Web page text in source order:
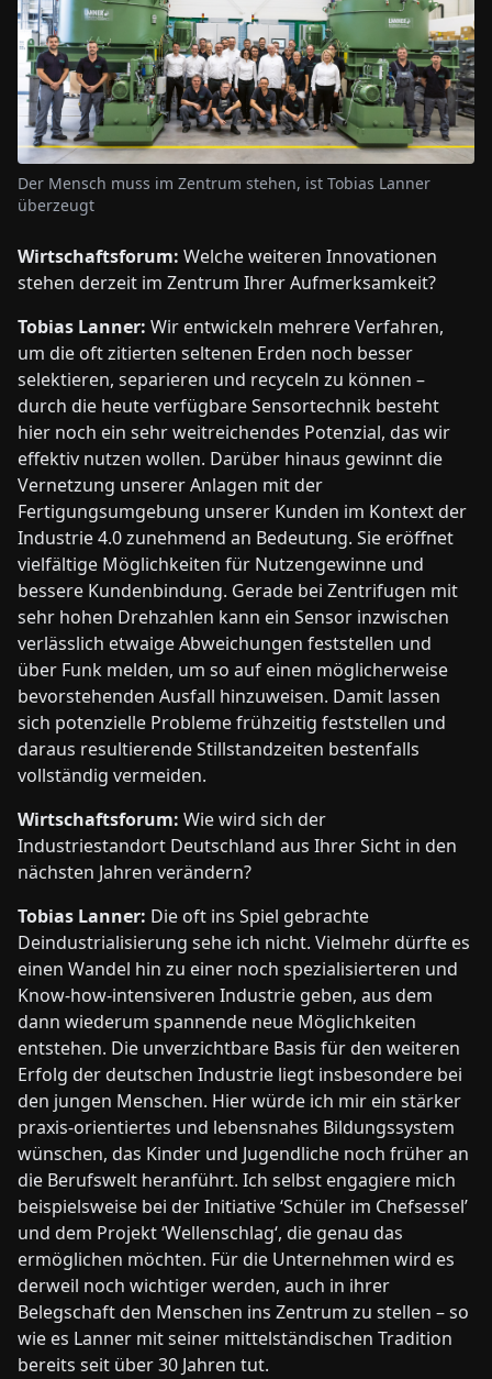
Der Mensch muss im Zentrum stehen, ist Tobias Lanner
überzeugt
Wirtschaftsforum: Welche weiteren Innovationen
stehen derzeit im Zentrum Ihrer Aufmerksamkeit?
Tobias Lanner: Wir entwickeln mehrere Verfahren,
um die oft zitierten seltenen Erden noch besser
selektieren, separieren und recyceln zu können –
durch die heute verfügbare Sensortechnik besteht
hier noch ein sehr weitreichendes Potenzial, das wir
effektiv nutzen wollen. Darüber hinaus gewinnt die
Vernetzung unserer Anlagen mit der
Fertigungsumgebung unserer Kunden im Kontext der
Industrie 4.0 zunehmend an Bedeutung. Sie eröffnet
vielfältige Möglichkeiten für Nutzengewinne und
bessere Kundenbindung. Gerade bei Zentrifugen mit
sehr hohen Drehzahlen kann ein Sensor inzwischen
verlässlich etwaige Abweichungen feststellen und
über Funk melden, um so auf einen möglicherweise
bevorstehenden Ausfall hinzuweisen. Damit lassen
sich potenzielle Probleme frühzeitig feststellen und
daraus resultierende Stillstandzeiten bestenfalls
vollständig vermeiden.
Wirtschaftsforum: Wie wird sich der
Industriestandort Deutschland aus Ihrer Sicht in den
nächsten Jahren verändern?
Tobias Lanner: Die oft ins Spiel gebrachte
Deindustrialisierung sehe ich nicht. Vielmehr dürfte es
einen Wandel hin zu einer noch spezialisierteren und
Know-how-intensiveren Industrie geben, aus dem
dann wiederum spannende neue Möglichkeiten
entstehen. Die unverzichtbare Basis für den weiteren
Erfolg der deutschen Industrie liegt insbesondere bei
den jungen Menschen. Hier würde ich mir ein stärker
praxis-orientiertes und lebensnahes Bildungssystem
wünschen, das Kinder und Jugendliche noch früher an
die Berufswelt heranführt. Ich selbst engagiere mich
beispielsweise bei der Initiative ‘Schüler im Chefsessel’
und dem Projekt ‘Wellenschlag‘, die genau das
ermöglichen möchten. Für die Unternehmen wird es
derweil noch wichtiger werden, auch in ihrer
Belegschaft den Menschen ins Zentrum zu stellen – so
wie es Lanner mit seiner mittelständischen Tradition
bereits seit über 30 Jahren tut.